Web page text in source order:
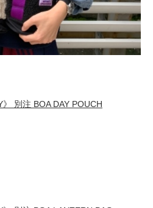
》 別注 BOA DAY POUCH